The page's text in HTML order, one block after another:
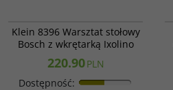
Klein 8396 Warsztat stołowy
Bosch z wkrętarką Ixolino
220.90PLN
Dostępność: